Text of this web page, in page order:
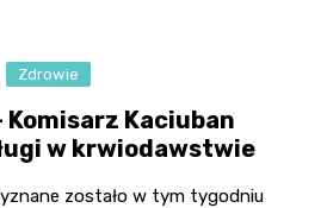
Zdrowie
Kaciuban
w krwiodawstwie
zostało w tym tygodniu